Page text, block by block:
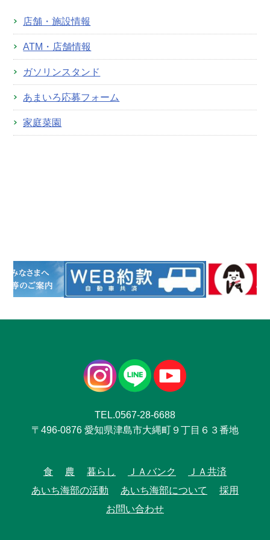
店舗・施設情報
ATM・店舗情報
ガソリンスタンド
あまいろ応募フォーム
家庭菜園
TEL.0567-28-6688
〒496-0876 愛知県津島市大縄町９丁目６３番地
食 農 暮らし ＪＡバンク
ＪＡ共済
あいち海部の活動
あいち海部について
採用
お問い合わせ